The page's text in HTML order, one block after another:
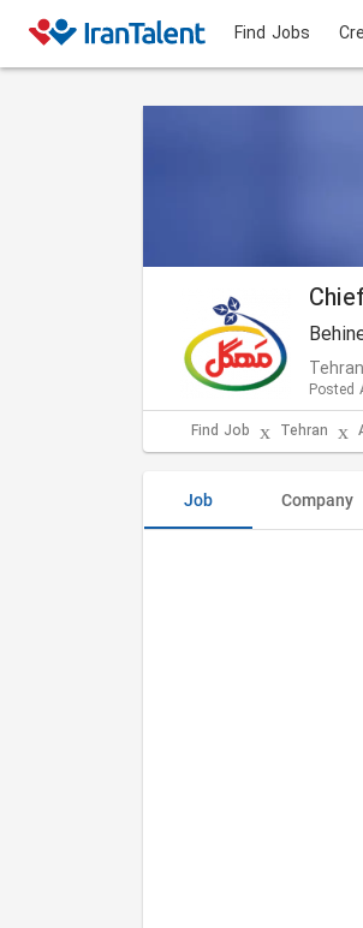
Find Jobs
Tehran
Posted
Find Job Tehran
Job Company